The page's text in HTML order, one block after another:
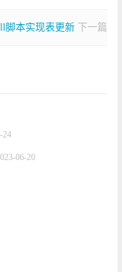
脚本实现表更新 下一篇
24
06-20